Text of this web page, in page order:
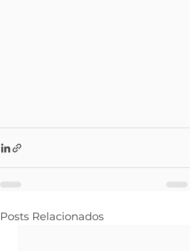
Posts Relacionados